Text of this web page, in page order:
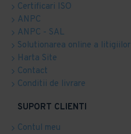
Certificari ISO
ANPC
ANPC - SAL
Solutionarea online a litigiilor
Harta Site
Contact
Conditii de livrare
SUPORT CLIENTI
Contul meu